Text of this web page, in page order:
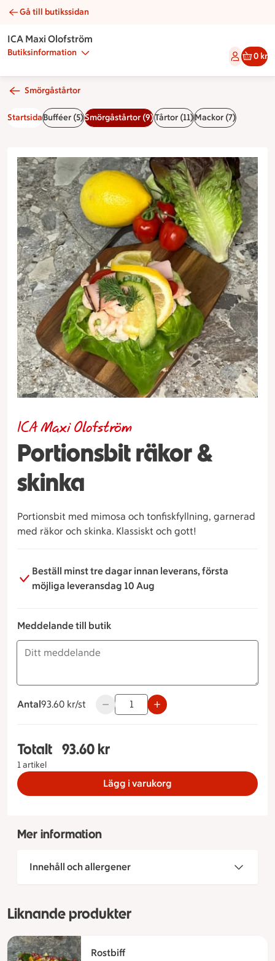
Portionsbit räkor & skinka | Catering ICA Maxi Olofström
Gå till butikssidan
ICA Maxi Olofström
Butiksinformation 0 kr
Smörgåstårtor
StartsidaBufféer (5)Smörgåstårtor (9)Tårtor (11)Mackor (7)
Portionsbit räkor &
skinka
ICA Maxi Olofström
Portionsbit med mimosa och tonfiskfyllning, garnerad
med räkor och skinka. Klassiskt och gott!
Beställ minst tre dagar innan leverans, första
möjliga leveransdag 10 Aug
Meddelande till butik
Antal
93.60 kronor styck
93.60 kr/st Använd knapparna för att minska
Totalt
1 artikel
Totalt 1 stycken Portionsbit Räkor & skinka,
93.60 kr
Lägg i varukorg
Mer information
Innehåll och allergener
Liknande produkter
Rostbiff